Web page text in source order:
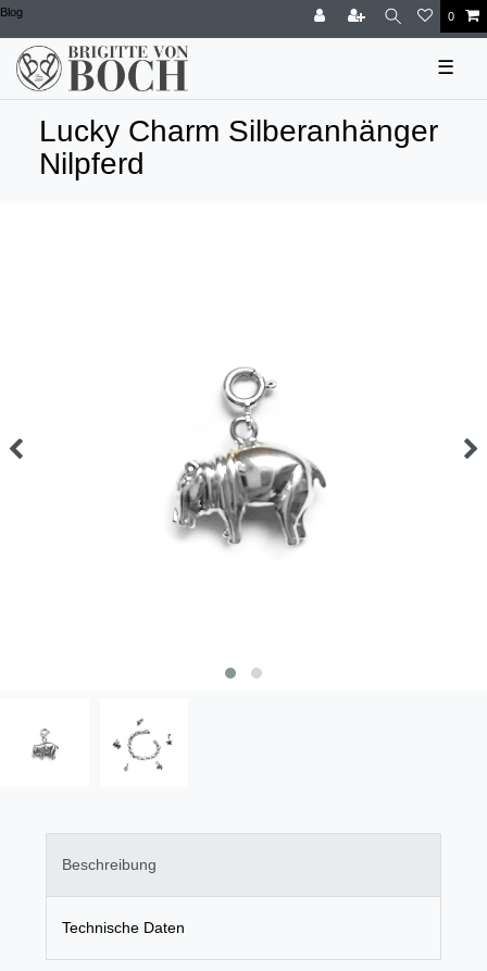
Blog 0
☰
Lucky Charm Silberanhänger
Nilpferd
Beschreibung
Technische Daten